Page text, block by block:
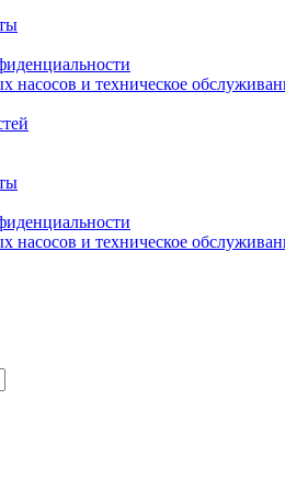
насосов и техническое
насосов и техническое